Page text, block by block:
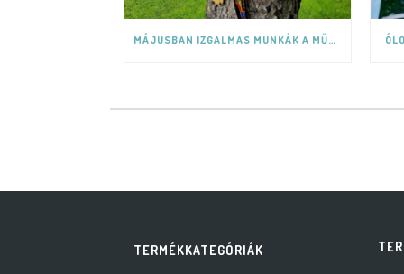
MÁJUSBAN IZGALMAS MUNKÁK A MŰHELYBEN
TERMÉKKATEGÓRIÁK